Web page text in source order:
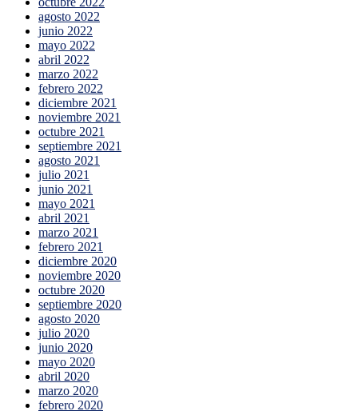
agosto 2022
junio 2022
mayo 2022
abril 2022
marzo 2022
febrero 2022
diciembre 2021
noviembre 2021
octubre 2021
septiembre 2021
agosto 2021
julio 2021
junio 2021
mayo 2021
abril 2021
marzo 2021
febrero 2021
diciembre 2020
noviembre 2020
octubre 2020
septiembre 2020
agosto 2020
julio 2020
junio 2020
mayo 2020
abril 2020
marzo 2020
febrero 2020